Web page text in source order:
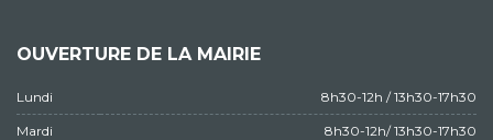
OUVERTURE DE LA MAIRIE
Lundi 8h30-12h / 13h30-17h30
Mardi 8h30-12h/ 13h30-17h30